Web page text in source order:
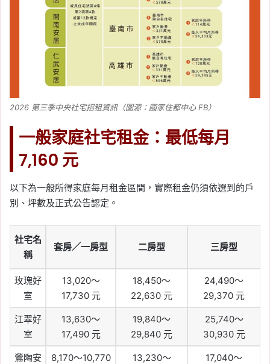
2026 第三季中央社宅招租資訊（圖源：國家住都中心 FB）
一般家庭社宅租金：最低每月
7,160 元
以下為一般所得家庭每月租金區間，實際租金仍須依選到的戶
別、坪數及正式公告認定。
社宅名
稱
套房／一房型 二房型 三房型
玫瑰好
室
13,020～
17,730 元
18,450～
22,630 元
24,490～
29,370 元
江翠好
室
13,630～
17,490 元
19,840～
29,840 元
25,740～
30,930 元
鶯陶安
8,170～10,770
13,230～
17,040～